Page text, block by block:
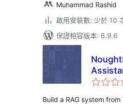
Muhammad Rashid
啟用安裝數: 少於 10
保證相容版本: 6.9.6
Build a RAG system from